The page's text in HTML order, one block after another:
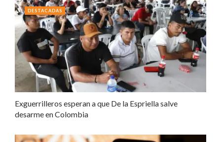
Exguerrilleros esperan a que De la Espriella salve
desarme en Colombia
DESTACADAS